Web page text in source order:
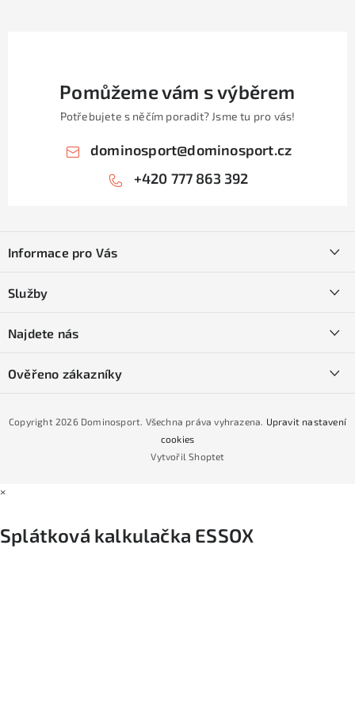
Pomůžeme vám s výběrem
Potřebujete s něčím poradit? Jsme tu pro vás!
dominosport@dominosport.cz
+420 777 863 392
pInformace pro Vás
Obchodní podmínky
Podmínky GDPR
Podmínky nákupu na splátky ESSOX
Služby
Naše prodejna
Najdete nás
Ověřeno zákazníky
Vytvořil Shoptet
Copyright 2026 Dominosport. Všechna práva vyhrazena. Upravit nastavení
cookies
×
Splátková kalkulačka ESSOX